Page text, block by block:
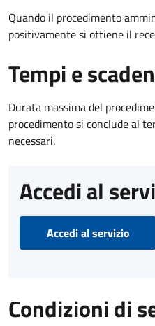
Quando il procedimento
positivamente si ottiene il
Tempi e
Durata massima del
procedimento si conclude al
necessari.
Accedi al
Accedi al servizio
Condizioni di